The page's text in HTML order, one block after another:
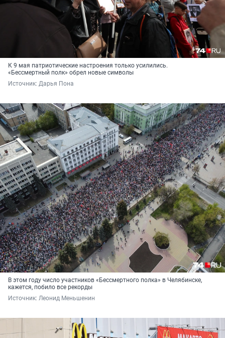
К 9 мая патриотические настроения только усилились.
«Бессмертный полк» обрел новые символы
Источник: Дарья Пона
В этом году число участников «Бессмертного полка» в Челябинске,
кажется, побило все рекорды
Источник: Леонид Меньшенин